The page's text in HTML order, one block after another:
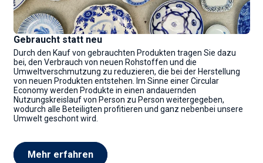
Gebraucht statt neu
Durch den Kauf von gebrauchten Produkten tragen Sie dazu
bei, den Verbrauch von neuen Rohstoffen und die
Umweltverschmutzung zu reduzieren, die bei der Herstellung
von neuen Produkten entstehen. Im Sinne einer Circular
Economy werden Produkte in einen andauernden
Nutzungskreislauf von Person zu Person weitergegeben,
wodurch alle Beteiligten profitieren und ganz nebenbei unsere
Umwelt geschont wird.
Mehr erfahren